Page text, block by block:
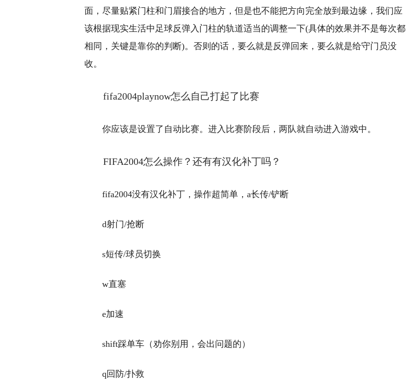
面，尽量贴紧门柱和门眉接合的地方，但是也不能把方向完全放到最边缘，我们应
该根据现实生活中足球反弹入门柱的轨道适当的调整一下(具体的效果并不是每次都
相同，关键是靠你的判断)。否则的话，要么就是反弹回来，要么就是给守门员没
收。
fifa2004playnow怎么自己打起了比赛
你应该是设置了自动比赛。进入比赛阶段后，两队就自动进入游戏中。
FIFA2004怎么操作？还有有汉化补丁吗？
fifa2004没有汉化补丁，操作超简单，a长传/铲断
d射门/抢断
s短传/球员切换
w直塞
e加速
shift踩单车（劝你别用，会出问题的）
q回防/扑救